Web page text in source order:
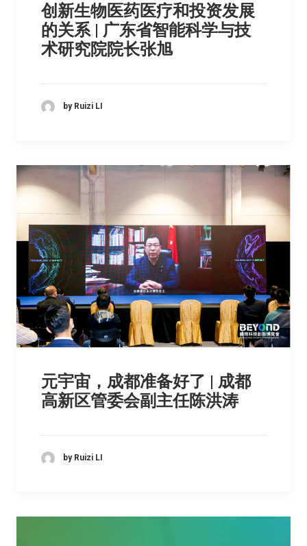
创新生物医药医疗和投资发展
的关系 | 广东省智能科学与技
术研究院院长张旭
by Ruizi LI
元宇宙，成都准备好了 | 成都
高新区管委会副主任陈洪涛
by Ruizi LI